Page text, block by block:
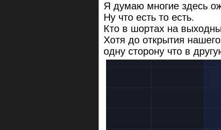
Я думаю многие здесь
Ну что есть то есть.
Кто в шортах на
Хотя до открытия
одну сторону что в